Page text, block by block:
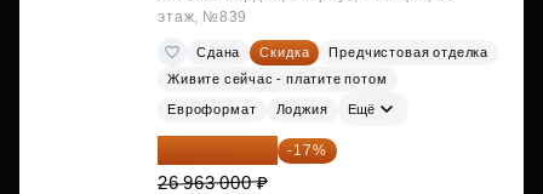
этаж, №839
Сдана Скидка
Предчистовая отделка
Живите сейчас - платите потом
Евроформат Лоджия Ещё
22 379 290 ₽ -17%
26 963 000 ₽